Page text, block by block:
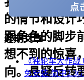
的情节和设计
跟角色的脚步
想不到的惊喜
向。悬疑反转
点
近期文章
《独轮车大作战
免安装-简中